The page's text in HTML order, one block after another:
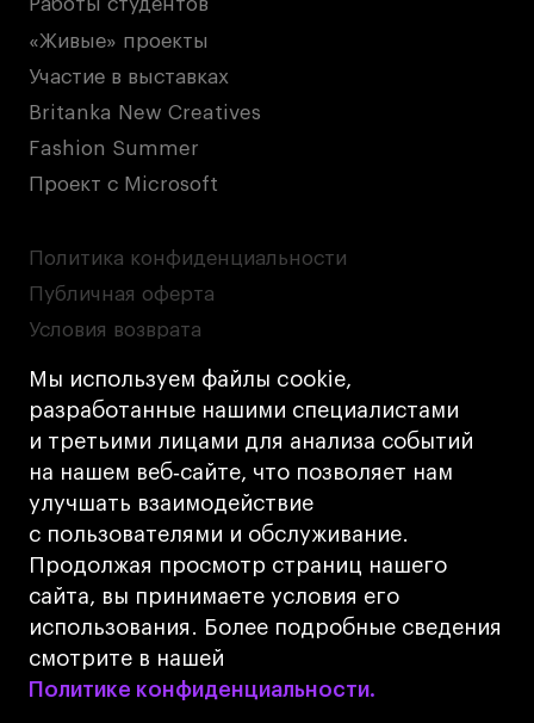
Мы используем файлы cookie,
разработанные нашими специалистами
и третьими лицами для анализа событий
на нашем веб‑сайте, что позволяет нам
улучшать взаимодействие
с пользователями и обслуживание.
Продолжая просмотр страниц нашего
сайта, вы принимаете условия его
использования. Более подробные сведения
смотрите в нашей
Политике конфиденциальности.
Политике конфиденциальности.
Работы студентов
«Живые» проекты
Участие в выставках
Britanka New Creatives
Fashion Summer
Проект с Microsoft
© 2026 БВШД
Политика конфиденциальности
Публичная оферта
Условия возврата
Кредит на образование с господдержкой
Лицензия на осуществление образовательной
деятельности АНО ВО «Универсальный
Университет»
Карта сайта
Дизайн
Разработка
Cetera